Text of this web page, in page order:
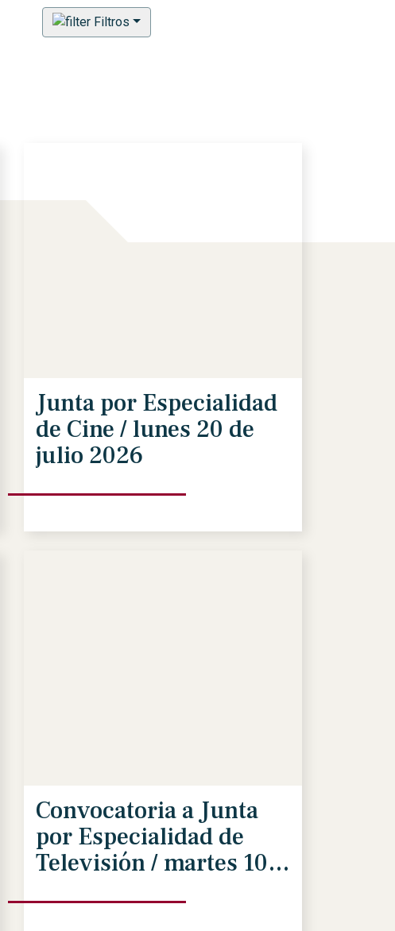
Filtros
Junta por Especialidad
de Cine / lunes 20 de
julio 2026
Convocatoria a Junta
por Especialidad de
Televisión / martes 10